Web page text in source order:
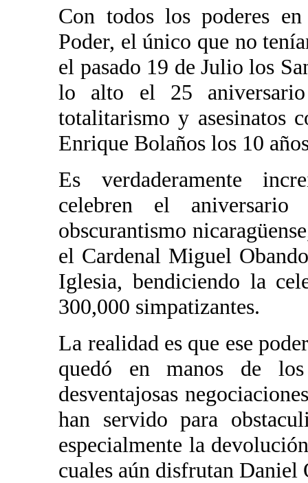
Con todos los poderes
Poder, el único que no
el pasado 19 de Julio los
lo alto el 25
totalitarismo y asesinatos
Enrique Bolaños los 10
Es verdaderamente
celebren el
obscurantismo
el Cardenal Miguel
Iglesia, bendiciendo la
300,000 simpatizantes.
La realidad es que ese
quedó en manos de
desventajosas
han servido para
especialmente la
cuales aún disfrutan Daniel